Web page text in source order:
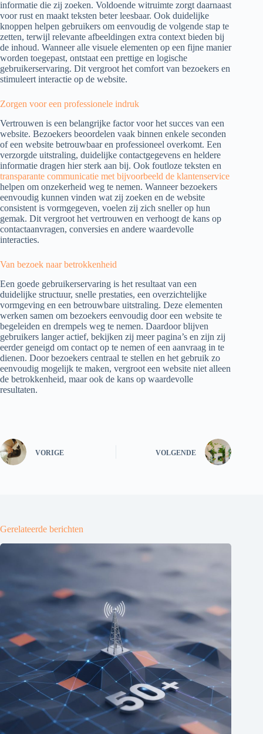
informatie die zij zoeken. Voldoende witruimte zorgt daarnaast
voor rust en maakt teksten beter leesbaar. Ook duidelijke
knoppen helpen gebruikers om eenvoudig de volgende stap te
zetten, terwijl relevante afbeeldingen extra context bieden bij
de inhoud. Wanneer alle visuele elementen op een fijne manier
worden toegepast, ontstaat een prettige en logische
gebruikerservaring. Dit vergroot het comfort van bezoekers en
stimuleert interactie op de website.
Zorgen voor een professionele indruk
Vertrouwen is een belangrijke factor voor het succes van een
website. Bezoekers beoordelen vaak binnen enkele seconden
of een website betrouwbaar en professioneel overkomt. Een
verzorgde uitstraling, duidelijke contactgegevens en heldere
informatie dragen hier sterk aan bij. Ook foutloze teksten en
transparante communicatie met bijvoorbeeld de klantenservice
helpen om onzekerheid weg te nemen. Wanneer bezoekers
eenvoudig kunnen vinden wat zij zoeken en de website
consistent is vormgegeven, voelen zij zich sneller op hun
gemak. Dit vergroot het vertrouwen en verhoogt de kans op
contactaanvragen, conversies en andere waardevolle
interacties.
Van bezoek naar betrokkenheid
Een goede gebruikerservaring is het resultaat van een
duidelijke structuur, snelle prestaties, een overzichtelijke
vormgeving en een betrouwbare uitstraling. Deze elementen
werken samen om bezoekers eenvoudig door een website te
begeleiden en drempels weg te nemen. Daardoor blijven
gebruikers langer actief, bekijken zij meer pagina’s en zijn zij
eerder geneigd om contact op te nemen of een aanvraag in te
dienen. Door bezoekers centraal te stellen en het gebruik zo
eenvoudig mogelijk te maken, vergroot een website niet alleen
de betrokkenheid, maar ook de kans op waardevolle
resultaten.
VORIGE VOLGENDE
Gerelateerde berichten